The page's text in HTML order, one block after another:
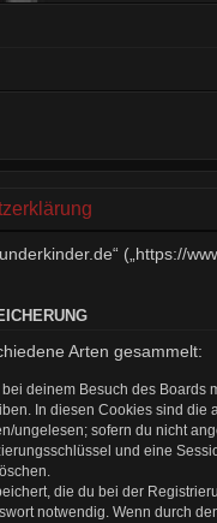
(„https://
Arten gesammelt:
deinem Besuch des
In diesen Cookies sind
ungelesen; sofern du nicht
und eine
die du bei der
notwendig. Wenn durch